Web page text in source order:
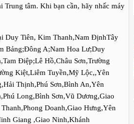
Trung tâm. Khi bạn cần, hãy nhấc máy
Duy Tiên, Kim Thanh,Nam ĐịnhTây
Bảng;Đông A;Nam Hoa Lư;Duy
Điệp;Lê Hồ,Châu Sơn,Trường
Kiệt,Liêm Tuyền,Mỹ Lộc,,Yên
Thịnh,Phú Sơn,Bình An,Yên
Long,Bình Sơn,Vũ Dương,Giao
Doanh,Giao Hưng,Yên
Giang ,Giao Ninh,Khánh